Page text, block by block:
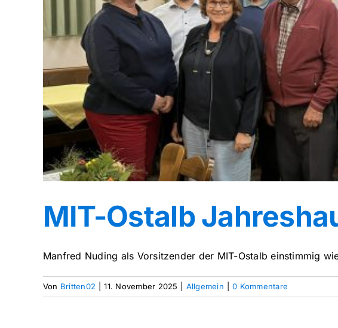
MIT-Ostalb
Manfred Nuding als Vorsitzender der MIT-Ostalb einstimmig
Von Britten02 11. November 2025 Allgemein 0 Kommentare